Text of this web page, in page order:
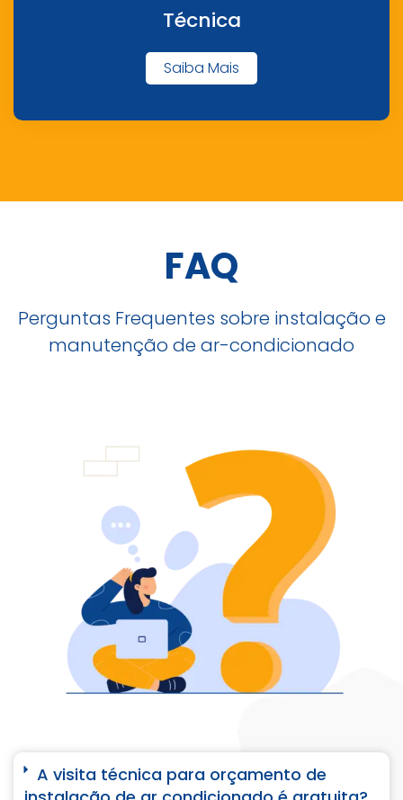
Técnica
Saiba Mais
FAQ
Perguntas Frequentes sobre instalação e
manutenção de ar-condicionado
A visita técnica para orçamento de